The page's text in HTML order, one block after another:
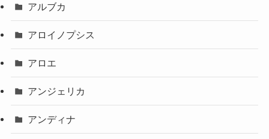
アルブカ
アロイノプシス
アロエ
アンジェリカ
アンディナ